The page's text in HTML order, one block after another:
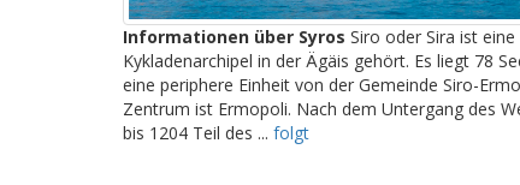
Informationen über Syros Siro oder Sira ist
Kykladenarchipel in der Ägäis gehört. Es liegt 78
eine periphere Einheit von der Gemeinde Siro-
Zentrum ist Ermopoli. Nach dem Untergang des
bis 1204 Teil des ... folgt